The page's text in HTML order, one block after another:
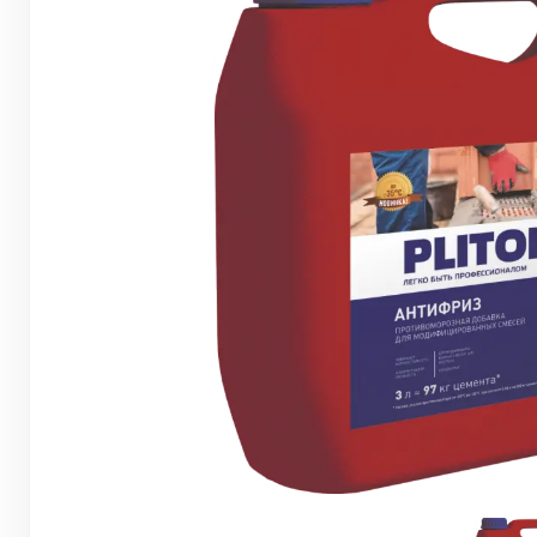
Грунтовки, ПВА, спец. растворы
Герметики, жидкие гвозди, пена
Саморезы, дюбеля, шурупы
Стеклосетки, ленты
строительные, серпянки
Лакокрасочные материалы
Нерудные материалы